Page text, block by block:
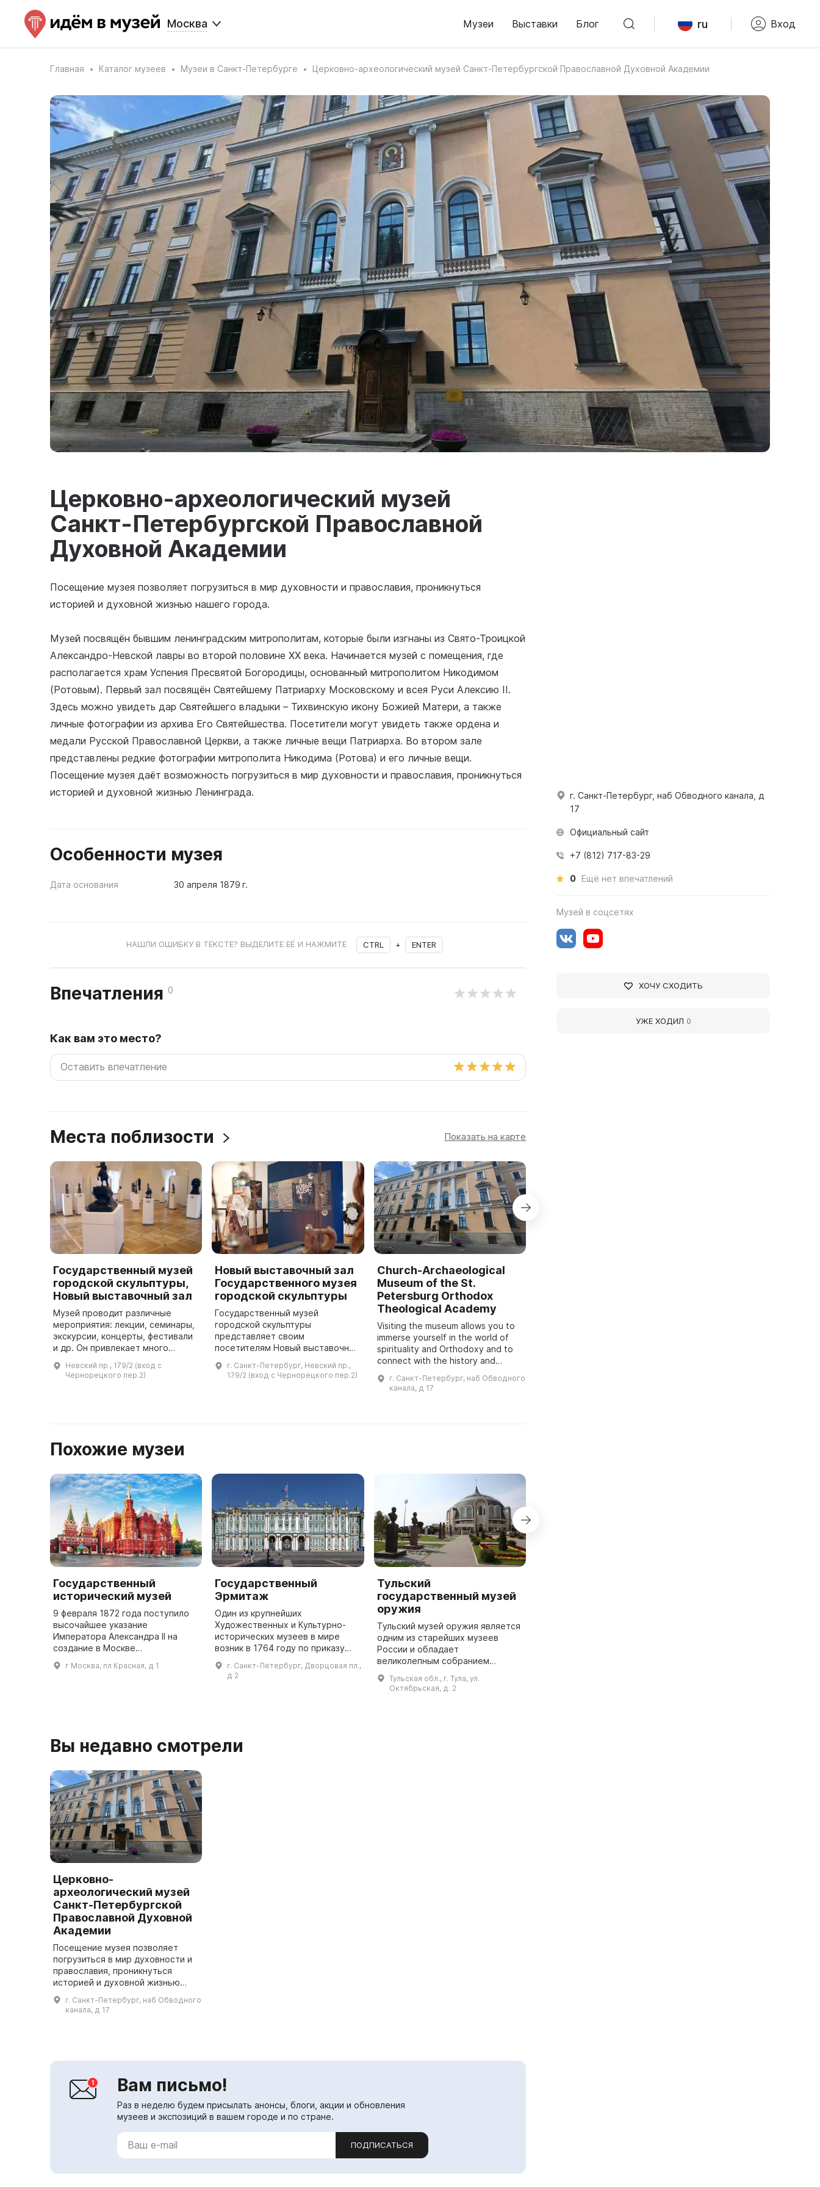
Москва Музеи Выставки Блог ru Вход
Главная Каталог музеев Музеи в Санкт-Петербурге Церковно-археологический музей Санкт-Петербургской Православной Духовной Академии
Церковно-археологический музей
Санкт-Петербургской Православной
Духовной Академии
Посещение музея позволяет погрузиться в мир духовности и православия, проникнуться
историей и духовной жизнью нашего города.
Музей посвящён бывшим ленинградским митрополитам, которые были изгнаны из Свято-Троицкой
Александро-Невской лавры во второй половине XX века. Начинается музей с помещения, где
располагается храм Успения Пресвятой Богородицы, основанный митрополитом Никодимом
(Ротовым). Первый зал посвящён Святейшему Патриарху Московскому и всея Руси Алексию II.
Здесь можно увидеть дар Святейшего владыки – Тихвинскую икону Божией Матери, а также
личные фотографии из архива Его Святейшества. Посетители могут увидеть также ордена и
медали Русской Православной Церкви, а также личные вещи Патриарха. Во втором зале
представлены редкие фотографии митрополита Никодима (Ротова) и его личные вещи.
Посещение музея даёт возможность погрузиться в мир духовности и православия, проникнуться
историей и духовной жизнью Ленинграда.
Особенности музея
Дата основания 30 апреля 1879 г.
НАШЛИ ОШИБКУ В ТЕКСТЕ? ВЫДЕЛИТЕ ЕЁ И НАЖМИТЕ CTRL + ENTER
Впечатления 0
Как вам это место?
Места поблизости Показать на карте
Государственный музей
городской скульптуры,
Новый выставочный зал
Музей проводит различные
мероприятия: лекции, семинары,
экскурсии, концерты, фестивали
и др. Он привлекает много
источником культурного
обогащения города.
Невский пр., 179/2 (вход с
Чернорецкого пер.2)
Новый выставочный зал
Государственного музея
городской скульптуры
Государственный музей
городской скульптуры
представляет своим
посетителям Новый выставочный
проведения различных
креативных проектов. Здесь
г. Санкт-Петербург, Невский пр.,
179/2 (вход с Чернорецкого пер.2)
Church-Archaeological
Museum of the St.
Petersburg Orthodox
Theological Academy
Visiting the museum allows you to
immerse yourself in the world of
spirituality and Orthodoxy and to
connect with the history and
museum is dedicated to the former
г. Санкт-Петербург, наб Обводного
канала, д 17
Похожие музеи
Государственный
исторический музей
9 февраля 1872 года поступило
высочайшее указание
Императора Александра II на
создание в Москве
Исторического музея имени
Цесаревича Александра
г Москва, пл Красная, д 1
Государственный
Эрмитаж
Один из крупнейших
Художественных и Культурно-
исторических музеев в мире
возник в 1764 году по приказу
императрицы Екатерины II, как
частное собрание. Музей был
открыт для посещения в 1852
г. Санкт-Петербург, Дворцовая пл.,
д 2
Тульский
государственный музей
оружия
Тульский музей оружия является
одним из старейших музеев
России и обладает
великолепным собранием
огнестрельного и холодного
оружия отечественного и
зарубежного производства. Он
Тульская обл., г. Тула, ул.
Октябрьская, д. 2
Вы недавно смотрели
Церковно-
археологический музей
Санкт-Петербургской
Православной Духовной
Академии
Посещение музея позволяет
погрузиться в мир духовности и
православия, проникнуться
историей и духовной жизнью
нашего города. Музей посвящён
бывшим ленинградским
митрополитам, которые были
г. Санкт-Петербург, наб Обводного
канала, д 17
Вам письмо!
Раз в неделю будем присылать анонсы, блоги, акции и обновления
музеев и экспозиций в вашем городе и по стране.
ПОДПИСАТЬСЯ
г. Санкт-Петербург, наб Обводного канала, д
17
Официальный сайт
+7 (812) 717-83-29
0 Ещё нет впечатлений
Музей в соцсетях
ХОЧУ СХОДИТЬ
УЖЕ ХОДИЛ 0